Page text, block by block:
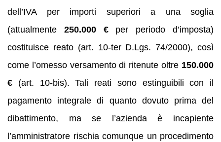
dell’IVA per importi superiori a una soglia
(attualmente 250.000 €per periodo d’imposta)
costituisce reato (art. 10-ter D.Lgs. 74/2000), così
come l’omesso versamento di ritenute oltre 150.000
€ (art. 10-bis). Tali reati sono estinguibili con il
pagamento integrale di quanto dovuto prima del
dibattimento, ma se l’azienda è incapiente
l’amministratore rischia comunque un procedimento